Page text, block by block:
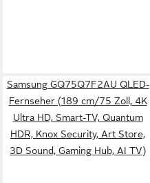
Samsung GQ75Q7F2AU QLED-
Fernseher (189 cm/75 Zoll, 4K
Ultra HD, Smart-TV, Quantum
HDR, Knox Security, Art Store,
3D Sound, Gaming Hub, AI TV)